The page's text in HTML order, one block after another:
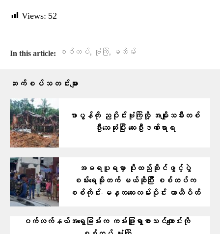
Views: 52
In this article: စစ်တပ်, ဗုံးကြဲ, မဘိမ်း
ဆက်စပ်သတင်းများ
ဖာပွန်ကို ညပိုင်းဗုံးကြဲလို့ အမျိုးသမီးတစ်
ဦးသေဆုံးပြီး လေးဦးဒဏ်ရာရ
အမရပူရမှာ ပိုးထည်ဆိုင်ဖွင့်ပွဲ
စမ်းရေမိုးတက် မယ်ဆိုပြီး စစ်တပ်က
စစ်ကိုင်း-မန္တလေးလမ်းပိုင်း ယာယီပိတ်
ဝက်လက်နယ်အရှေ့ခြမ်းက ကမ်းဖြူရွာစာသင်ကျောင်းကို